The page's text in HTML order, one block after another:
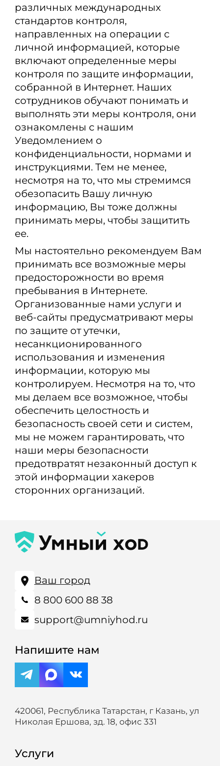
различных международных
стандартов контроля,
направленных на операции с
личной информацией, которые
включают определенные меры
контроля по защите информации,
собранной в Интернет. Наших
сотрудников обучают понимать и
выполнять эти меры контроля, они
ознакомлены с нашим
Уведомлением о
конфиденциальности, нормами и
инструкциями. Тем не менее,
несмотря на то, что мы стремимся
обезопасить Вашу личную
информацию, Вы тоже должны
принимать меры, чтобы защитить
ее.
Мы настоятельно рекомендуем Вам
принимать все возможные меры
предосторожности во время
пребывания в Интернете.
Организованные нами услуги и
веб-сайты предусматривают меры
по защите от утечки,
несанкционированного
использования и изменения
информации, которую мы
контролируем. Несмотря на то, что
мы делаем все возможное, чтобы
обеспечить целостность и
безопасность своей сети и систем,
мы не можем гарантировать, что
наши меры безопасности
предотвратят незаконный доступ к
этой информации хакеров
сторонних организаций.
Ваш город
8 800 600 88 38
support@umniyhod.ru
Напишите нам
420061, Республика Татарстан, г Казань, ул
Николая Ершова, зд. 18, офис 331
Услуги